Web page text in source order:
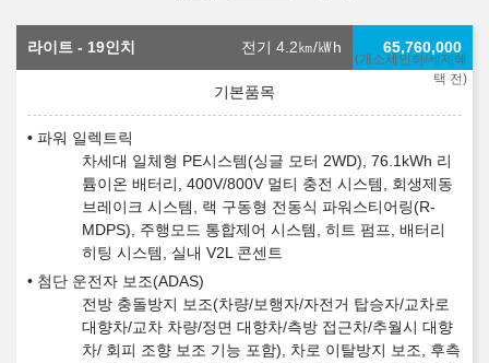
라이트 - 19인치 전기 4.2㎞/㎾h
(개소세인하/세제혜
택 전)
65,760,000
파워 일렉트릭
차세대 일체형 PE시스템(싱글 모터 2WD), 76.1kWh 리
튬이온 배터리, 400V/800V 멀티 충전 시스템, 회생제동
브레이크 시스템, 랙 구동형 전동식 파워스티어링(R-
MDPS), 주행모드 통합제어 시스템, 히트 펌프, 배터리
히팅 시스템, 실내 V2L 콘센트
첨단 운전자 보조(ADAS)
전방 충돌방지 보조(차량/보행자/자전거 탑승자/교차로
대향차/교차 차량/정면 대향차/측방 접근차/추월시 대향
차/ 회피 조향 보조 기능 포함), 차로 이탈방지 보조, 후측